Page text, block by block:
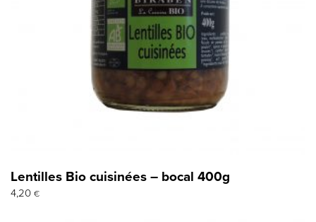
Lentilles Bio cuisinées – bocal 400g
4,20 €